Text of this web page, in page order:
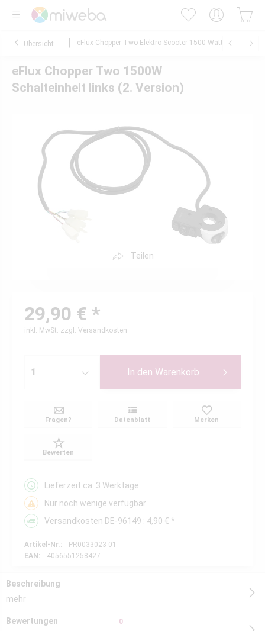
Übersicht eFlux Chopper Two Elektro Scooter 1500 Watt
eFlux Chopper Two 1500W
Schalteinheit links (2. Version)
Teilen
29,90 € *
inkl. MwSt. zzgl. Versandkosten
In den Warenkorb
Fragen? Datenblatt Merken
Bewerten
Lieferzeit ca. 3 Werktage
Nur noch wenige verfügbar
Versandkosten DE-96149 : 4,90 € *
Artikel-Nr.:
PR0033023-01
EAN:
4056551258427
Beschreibung
mehr
Bewertungen 0